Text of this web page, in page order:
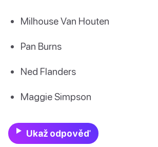
Milhouse Van Houten
Pan Burns
Ned Flanders
Maggie Simpson
Ukaž odpověď